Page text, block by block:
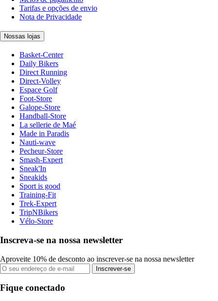
Tarifas e opções de envio
Nota de Privacidade
Nossas lojas
Basket-Center
Daily Bikers
Direct Running
Direct-Volley
Espace Golf
Foot-Store
Galope-Store
Handball-Store
La sellerie de Maé
Made in Paradis
Nauti-wave
Pecheur-Store
Smash-Expert
Sneak'In
Sneakids
Sport is good
Training-Fit
Trek-Expert
TripNBikers
Vélo-Store
Inscreva-se na nossa newsletter
Aproveite 10% de desconto ao inscrever-se na nossa newsletter
Inscrever-se
Fique conectado